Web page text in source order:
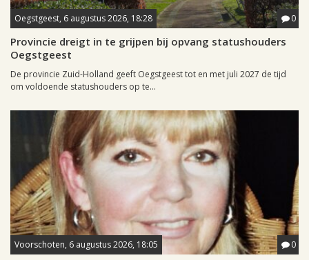
Oegstgeest, 6 augustus 2026, 18:28 0
Provincie dreigt in te grijpen bij opvang statushouders
Oegstgeest
De provincie Zuid-Holland geeft Oegstgeest tot en met juli 2027 de tijd
om voldoende statushouders op te...
Voorschoten, 6 augustus 2026, 18:05 0